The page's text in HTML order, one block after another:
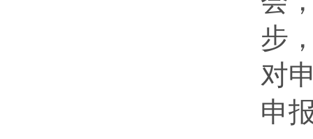
步
对
申